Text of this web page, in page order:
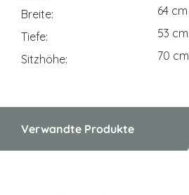
Breite
64 cm
Tiefe
53 cm
Sitzhöhe
70 cm
Verwandte Produkte